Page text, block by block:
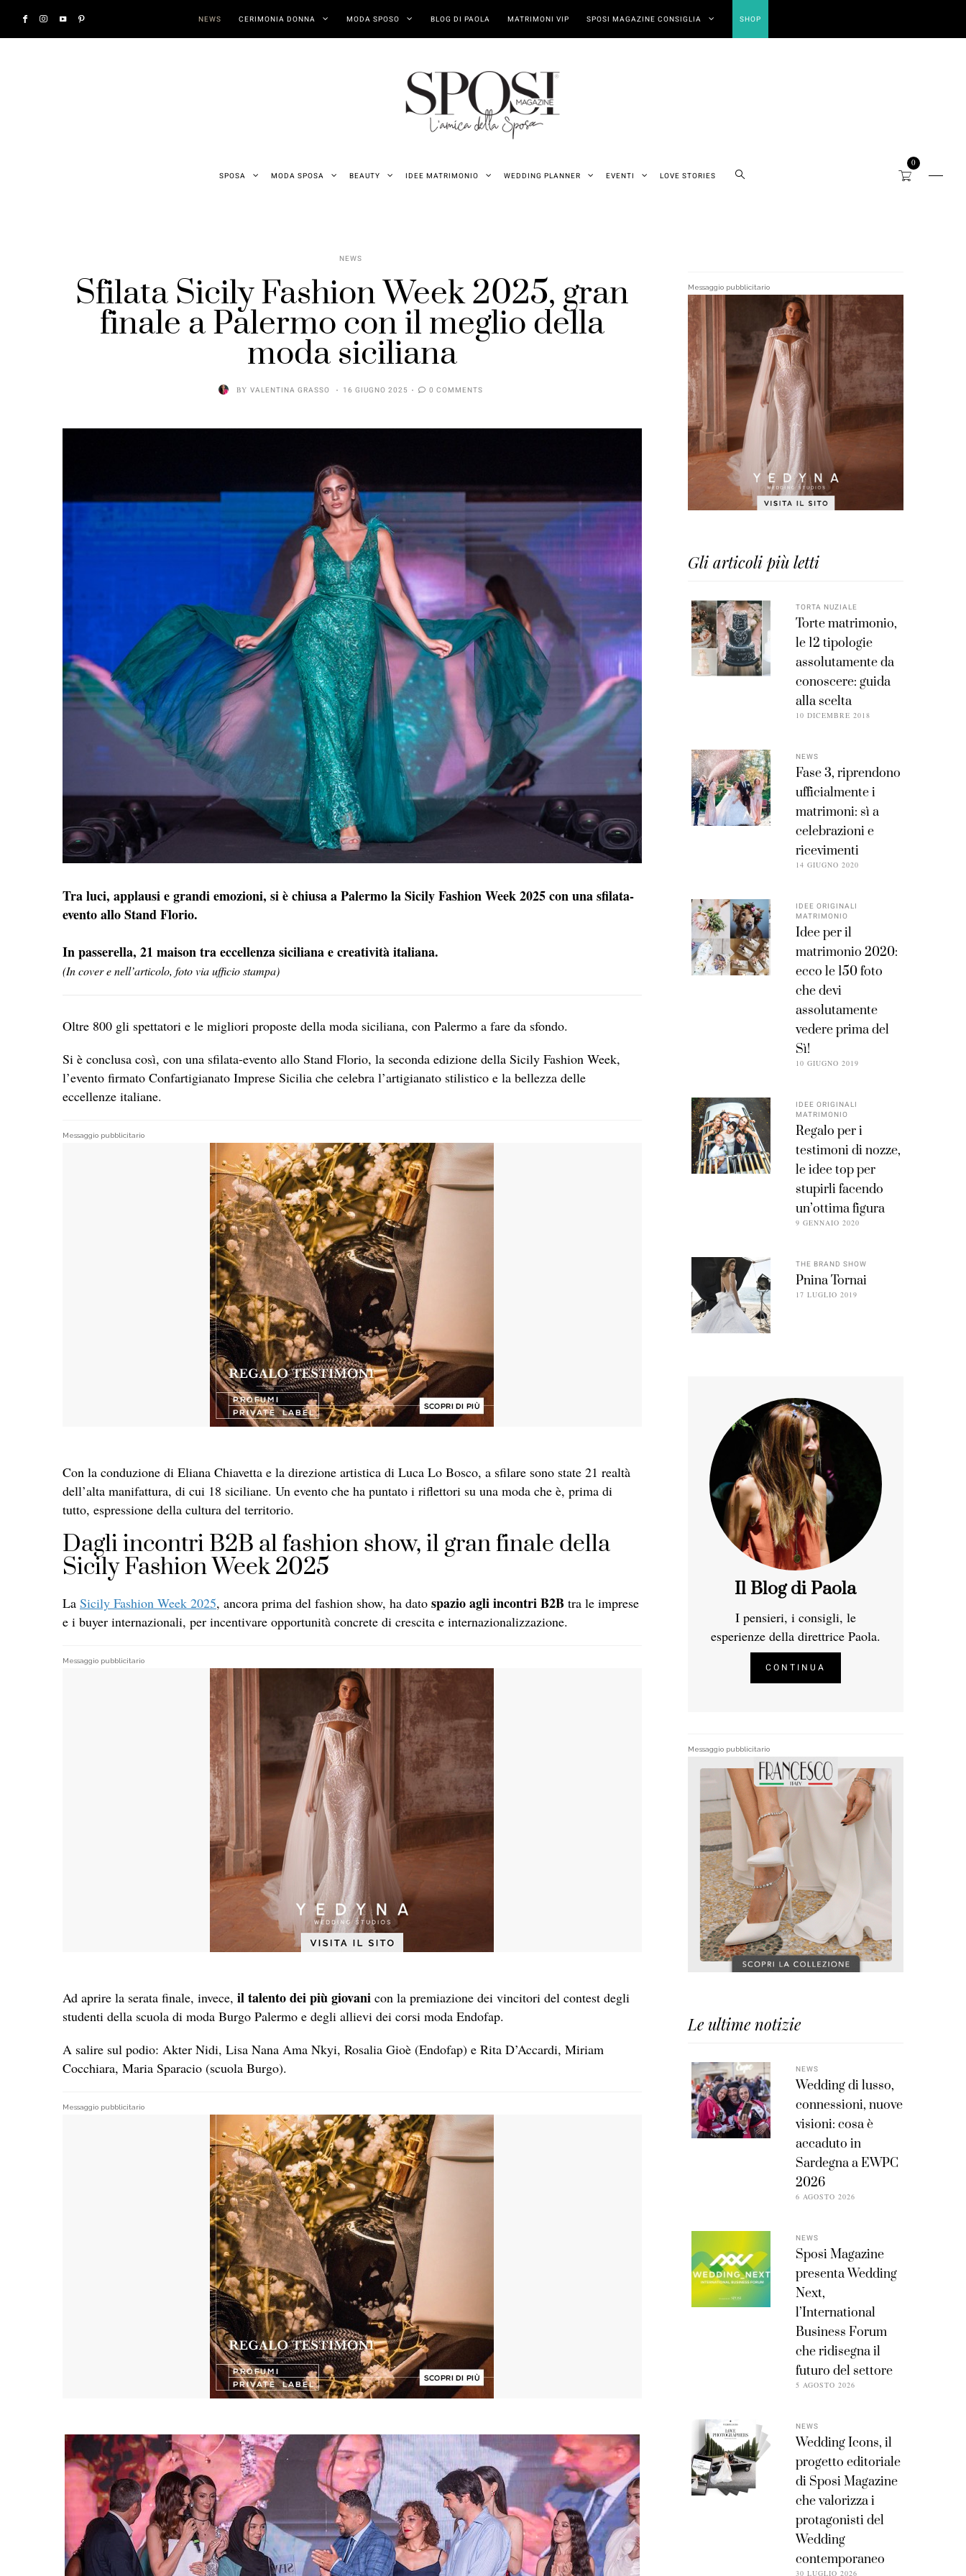
NEWS CERIMONIA DONNA MODA SPOSO BLOG DI PAOLA MATRIMONI VIP SPOSI MAGAZINE CONSIGLIA SHOP
SPOSA MODA SPOSA BEAUTY IDEE MATRIMONIO WEDDING PLANNER EVENTI LOVE STORIES
0
NEWS
Sfilata Sicily Fashion Week 2025, gran
finale a Palermo con il meglio della
moda siciliana
BY VALENTINA GRASSO 16 GIUGNO 2025 0 COMMENTS
Tra luci, applausi e grandi emozioni, si è chiusa a Palermo la Sicily Fashion Week 2025 con una sfilata-
evento allo Stand Florio.
In passerella, 21 maison tra eccellenza siciliana e creatività italiana.
(In cover e nell’articolo, foto via ufficio stampa)
Oltre 800 gli spettatori e le migliori proposte della moda siciliana, con Palermo a fare da sfondo.
Si è conclusa così, con una sfilata-evento allo Stand Florio, la seconda edizione della Sicily Fashion Week,
l’evento firmato Confartigianato Imprese Sicilia che celebra l’artigianato stilistico e la bellezza delle
eccellenze italiane.
Messaggio pubblicitario
Con la conduzione di Eliana Chiavetta e la direzione artistica di Luca Lo Bosco, a sfilare sono state 21 realtà
dell’alta manifattura, di cui 18 siciliane. Un evento che ha puntato i riflettori su una moda che è, prima di
tutto, espressione della cultura del territorio.
Dagli incontri B2B al fashion show, il gran finale della
Sicily Fashion Week 2025
La Sicily Fashion Week 2025, ancora prima del fashion show, ha dato spazio agli incontri B2B tra le imprese
e i buyer internazionali, per incentivare opportunità concrete di crescita e internazionalizzazione.
Messaggio pubblicitario
Ad aprire la serata finale, invece, il talento dei più giovani con la premiazione dei vincitori del contest degli
studenti della scuola di moda Burgo Palermo e degli allievi dei corsi moda Endofap.
A salire sul podio: Akter Nidi, Lisa Nana Ama Nkyi, Rosalia Gioè (Endofap) e Rita D’Accardi, Miriam
Cocchiara, Maria Sparacio (scuola Burgo).
Messaggio pubblicitario
Messaggio pubblicitario
Gli articoli più letti
TORTA NUZIALE
Torte matrimonio,
le 12 tipologie
assolutamente da
conoscere: guida
alla scelta
10 DICEMBRE 2018
NEWS
Fase 3, riprendono
ufficialmente i
matrimoni: sì a
celebrazioni e
ricevimenti
14 GIUGNO 2020
IDEE ORIGINALI
MATRIMONIO
Idee per il
matrimonio 2020:
ecco le 150 foto
che devi
assolutamente
vedere prima del
Sì!
10 GIUGNO 2019
IDEE ORIGINALI
MATRIMONIO
Regalo per i
testimoni di nozze,
le idee top per
stupirli facendo
un’ottima figura
9 GENNAIO 2020
THE BRAND SHOW
Pnina Tornai
17 LUGLIO 2019
Il Blog di Paola
I pensieri, i consigli, le
esperienze della direttrice Paola.
CONTINUA
Messaggio pubblicitario
Le ultime notizie
NEWS
Wedding di lusso,
connessioni, nuove
visioni: cosa è
accaduto in
Sardegna a EWPC
2026
6 AGOSTO 2026
NEWS
Sposi Magazine
presenta Wedding
Next,
l’International
Business Forum
che ridisegna il
futuro del settore
5 AGOSTO 2026
NEWS
Wedding Icons, il
progetto editoriale
di Sposi Magazine
che valorizza i
protagonisti del
Wedding
contemporaneo
30 LUGLIO 2026